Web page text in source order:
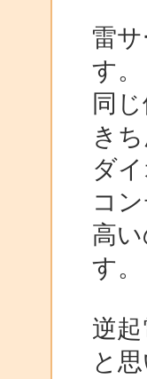
雷
す。
同
き
ダ
コ
高
す。
逆
と思